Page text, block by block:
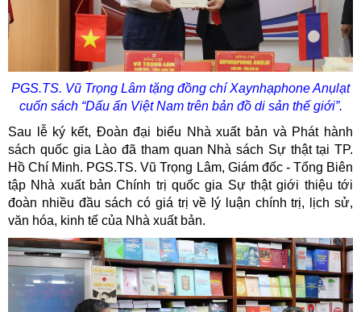
PGS.TS. Vũ Trọng Lâm tặng đồng chíXaynhạphoneAnụlạt
cuốn sách “Dấu ấn Việt Nam trên bản đồ di sản thế giới”.
Sau lễ ký kết, Đoàn đại biểu Nhà xuất bản và Phát hành
sách quốc gia Lào đã tham quan Nhà sách Sự thật tại TP.
Hồ Chí Minh. PGS.TS. Vũ Trọng Lâm, Giám đốc - Tổng Biên
tập Nhà xuất bản Chính trị quốc gia Sự thật giới thiệu tới
đoàn nhiều đầu sách có giá trị về lý luận chính trị, lịch sử,
văn hóa, kinh tế của Nhà xuất bản.